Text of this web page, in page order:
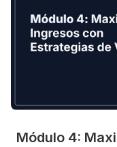
Módulo 4: